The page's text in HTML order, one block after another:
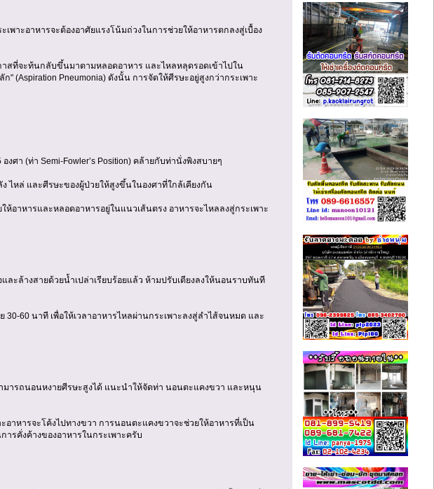
พาะอาหารจะต้องอาศัยแรงโน้มถ่วงในการช่วยให้อาหารตกลงสู่เบื้อง
สที่จะท้นกลับขึ้นมาตามหลอดอาหาร และไหลหลุดรอดเข้าไปใน
(Aspiration Pneumonia) ดังนั้น การจัดให้ศีรษะอยู่สูงกว่ากระเพาะ
ศา (ท่า Semi-Fowler’s Position) คล้ายกับท่านั่งพิงสบายๆ
ไหล่ และศีรษะของผู้ป่วยให้สูงขึ้นในองศาที่ใกล้เคียงกัน
อาหารและหลอดอาหารอยู่ในแนวเส้นตรง อาหารจะไหลลงสู่กระเพาะ
ะล้างสายด้วยน้ำเปล่าเรียบร้อยแล้ว ห้ามปรับเตียงลงให้นอนราบทันที
60 นาที เพื่อให้เวลาอาหารไหลผ่านกระเพาะลงสู่ลำไส้จนหมด และ
ารถนอนหงายศีรษะสูงได้ แนะนำให้จัดท่า นอนตะแคงขวา และหนุน
าหารจะโค้งไปทางขวา การนอนตะแคงขวาจะช่วยให้อาหารที่เป็น
รคั่งค้างของอาหารในกระเพาะครับ